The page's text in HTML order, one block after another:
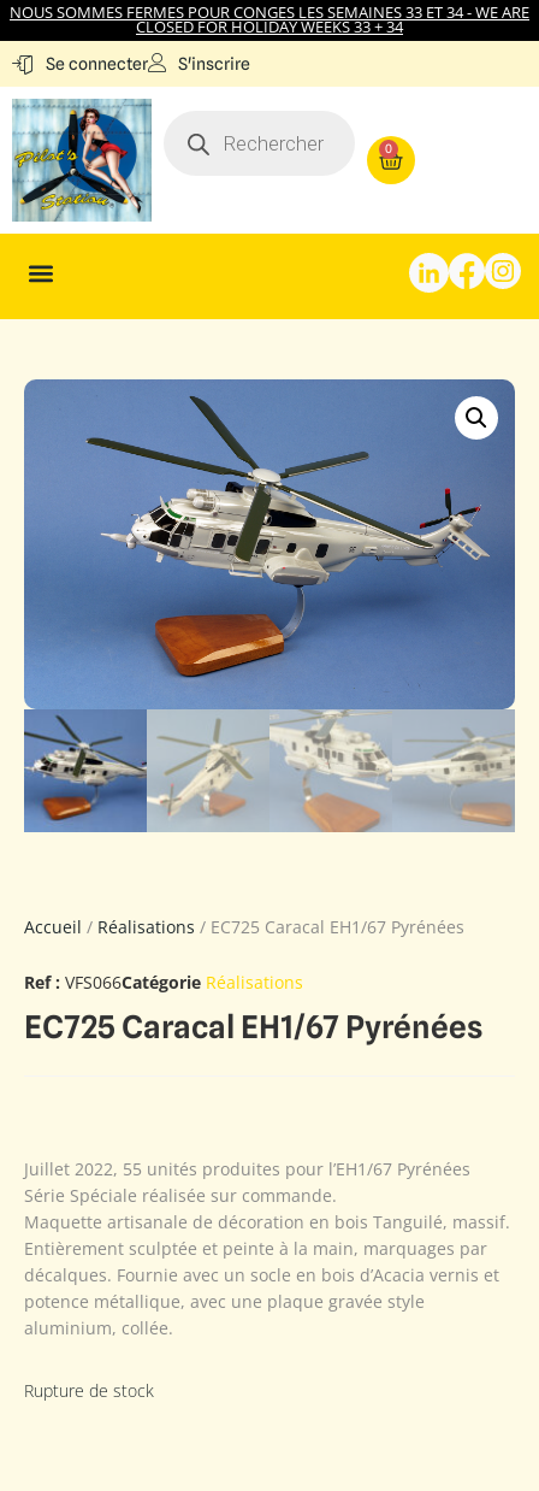
NOUS SOMMES FERMES POUR CONGES LES SEMAINES 33 ET 34 - WE ARE
CLOSED FOR HOLIDAY WEEKS 33 + 34
Se connecter S'inscrire
0
Accueil / Réalisations / EC725 Caracal EH1/67 Pyrénées
Ref : VFS066Catégorie Réalisations
EC725 Caracal EH1/67 Pyrénées
Juillet 2022, 55 unités produites pour l’EH1/67 Pyrénées
Série Spéciale réalisée sur commande.
Maquette artisanale de décoration en bois Tanguilé, massif.
Entièrement sculptée et peinte à la main, marquages par
décalques. Fournie avec un socle en bois d’Acacia vernis et
potence métallique, avec une plaque gravée style
aluminium, collée.
Rupture de stock